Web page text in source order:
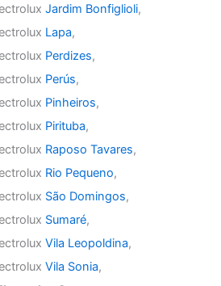
Jardim Bonfiglioli,
Lapa,
Perdizes,
Perús,
Pinheiros,
Pirituba,
Raposo Tavares,
Rio Pequeno,
São Domingos,
Sumaré,
Vila Leopoldina,
Vila Sonia,